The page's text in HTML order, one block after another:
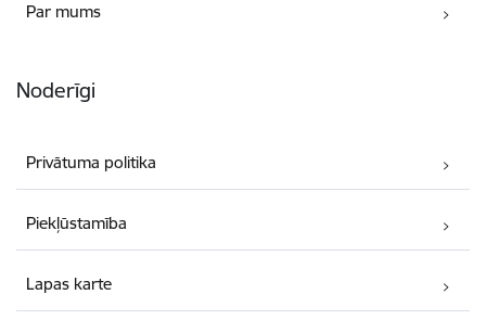
Par mums
Noderīgi
Privātuma politika
Piekļūstamība
Lapas karte